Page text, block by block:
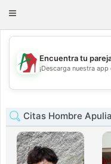
Toggle
💖
Encuentra tu
¡Descarga nuestra
Citas Hombre Apulia